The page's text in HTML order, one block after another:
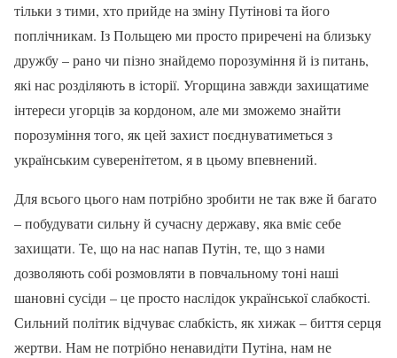
тільки з тими, хто прийде на зміну Путінові та його
поплічникам. Із Польщею ми просто приречені на близьку
дружбу – рано чи пізно знайдемо порозуміння й із питань,
які нас розділяють в історії. Угорщина завжди захищатиме
інтереси угорців за кордоном, але ми зможемо знайти
порозуміння того, як цей захист поєднуватиметься з
українським суверенітетом, я в цьому впевнений.
Для всього цього нам потрібно зробити не так вже й багато
– побудувати сильну й сучасну державу, яка вміє себе
захищати. Те, що на нас напав Путін, те, що з нами
дозволяють собі розмовляти в повчальному тоні наші
шановні сусіди – це просто наслідок української слабкості.
Сильний політик відчуває слабкість, як хижак – биття серця
жертви. Нам не потрібно ненавидіти Путіна, нам не